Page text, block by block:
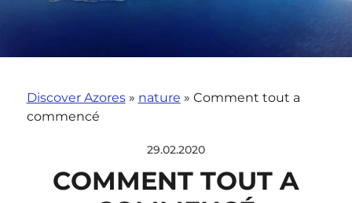
Discover Azores» nature » Comment tout a
commencé
29.02.2020
COMMENT TOUT A